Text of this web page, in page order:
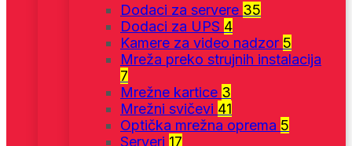
Dodaci za servere 35
Dodaci za UPS 4
Kamere za video nadzor 5
Mreža preko strujnih instalacija
7
Mrežne kartice 3
Mrežni svičevi 41
Optička mrežna oprema 5
Serveri 17